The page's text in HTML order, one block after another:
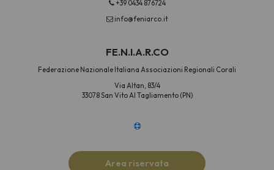
+39 0434 876724
info@feniarco.it
FE.N.I.A.R.CO
Federazione Nazionale Italiana Associazioni Regionali Corali
Via Altan, 83/4
33078 San Vito Al Tagliamento (PN)
Area riservata